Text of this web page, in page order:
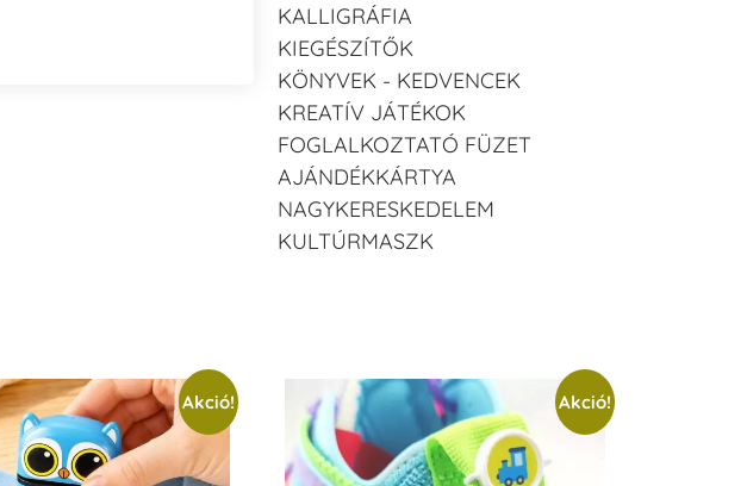
KALLIGRÁFIA
KIEGÉSZÍTŐK
KÖNYVEK - KEDVENCEK
KREATÍV JÁTÉKOK
FOGLALKOZTATÓ FÜZET
AJÁNDÉKKÁRTYA
NAGYKERESKEDELEM
KULTÚRMASZK
Akció! Akció!